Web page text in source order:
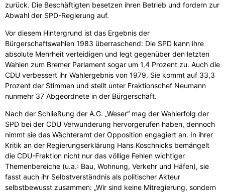
zurück. Die Beschäftigten besetzen ihren Betrieb und fordern zur
Abwahl der SPD-Regierung auf.
Vor diesem Hintergrund ist das Ergebnis der
Bürgerschaftswahlen 1983 überraschend: Die SPD kann ihre
absolute Mehrheit verteidigen und legt gegenüber den letzten
Wahlen zum Bremer Parlament sogar um 1,4 Prozent zu. Auch die
CDU verbessert ihr Wahlergebnis von 1979. Sie kommt auf 33,3
Prozent der Stimmen und stellt unter Fraktionschef Neumann
nunmehr 37 Abgeordnete in der Bürgerschaft.
Nach der Schließung der A.G. „Weser“ mag der Wahlerfolg der
SPD bei der CDU Verwunderung hervorgerufen haben, dennoch
nimmt sie das Wächteramt der Opposition engagiert an. In ihrer
Kritik an der Regierungserklärung Hans Koschnicks bemängelt
die CDU-Fraktion nicht nur das völlige Fehlen wichtiger
Themenbereiche (u.a.: Bau, Wohnung, Verkehr und Häfen), sie
fasst auch ihr Selbstverständnis als politischer Akteur
selbstbewusst zusammen: „Wir sind keine Mitregierung, sondern